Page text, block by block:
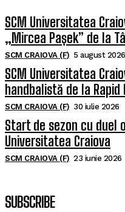
SCM Universitatea
„Mircea Pașek” de la
SCM CRAIOVA (F) 5 august 2026
SCM Universitatea
handbalistă de la
SCM CRAIOVA (F) 30 iulie 2026
Start de sezon cu duel
Universitatea Craiova
SCM CRAIOVA (F) 23 iunie 2026
SUBSCRIBE